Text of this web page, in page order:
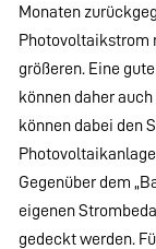
Monaten
Photovoltaikstrom
größeren. Eine
können daher
können dabei den
Gegenüber dem
eigenen
gedeckt werden.